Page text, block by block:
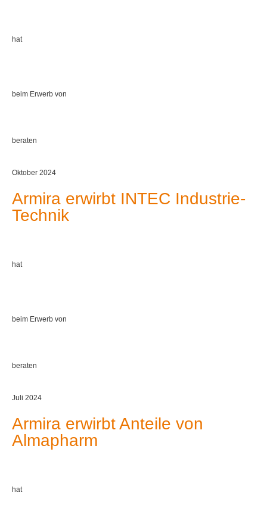
hat
beim Erwerb von
beraten
Oktober 2024
Armira erwirbt INTEC Industrie-
Technik
hat
beim Erwerb von
beraten
Juli 2024
Armira erwirbt Anteile von
Almapharm
hat